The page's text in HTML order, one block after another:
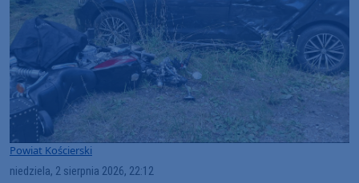
Powiat Kościerski
niedziela, 2 sierpnia 2026, 22:12